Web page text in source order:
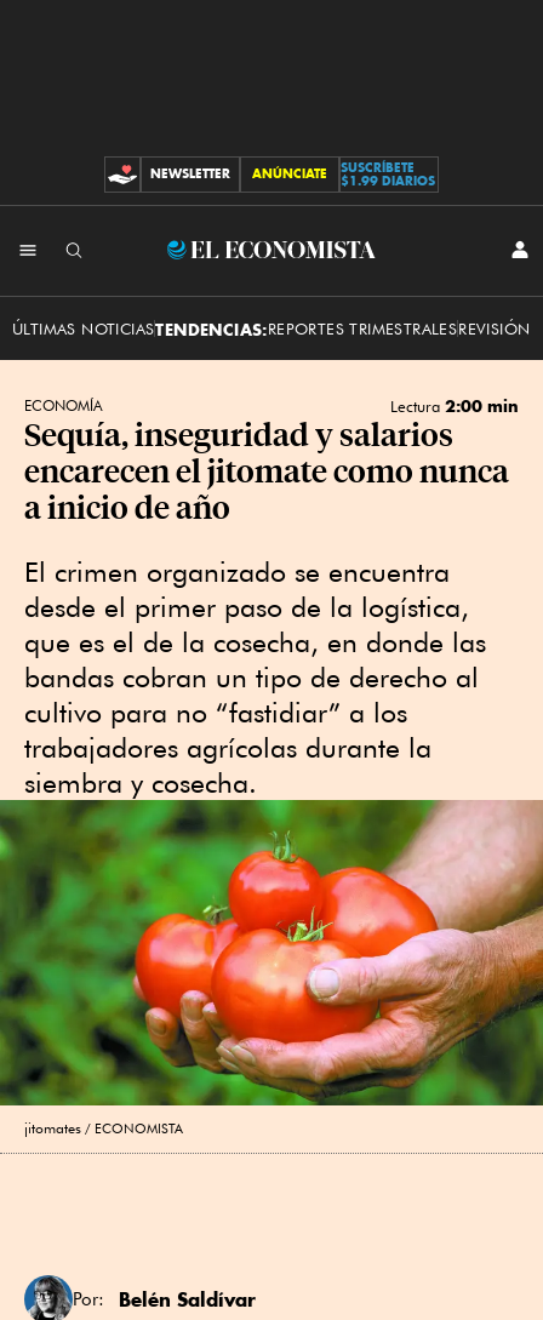
CONTRIBUCIONES
NEWSLETTER ANÚNCIATE
SUSCRÍBETE
$1.99 DIARIOS
El
ÚLTIMAS NOTICIASTENDENCIAS:REPORTES TRIMESTRALESREVISIÓN
ECONOMÍA Lectura 2:00 min
Sequía, inseguridad y salarios
encarecen el jitomate como nunca
a inicio de año
El crimen organizado se encuentra
desde el primer paso de la logística,
que es el de la cosecha, en donde las
bandas cobran un tipo de derecho al
cultivo para no “fastidiar” a los
trabajadores agrícolas durante la
siembra y cosecha.
jitomates ECONOMISTA
Por: Belén Saldívar